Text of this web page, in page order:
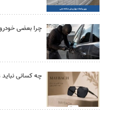
چرا بعضی
چه کسانی